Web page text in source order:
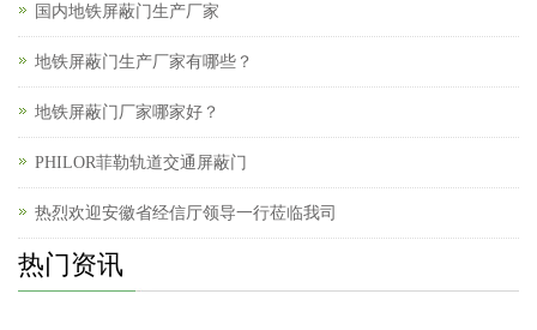
国内地铁屏蔽门生产厂家
地铁屏蔽门生产厂家有哪些？
地铁屏蔽门厂家哪家好？
PHILOR菲勒轨道交通屏蔽门
热烈欢迎安徽省经信厅领导一行莅临我司
热门资讯